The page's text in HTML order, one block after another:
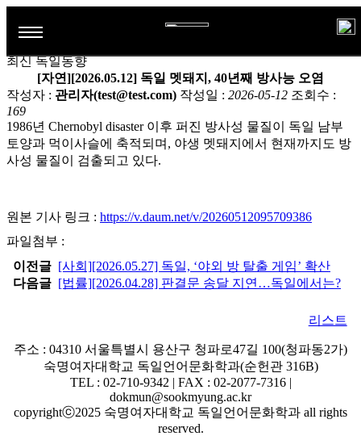
학과소개
연혁
학생활동
해오름회
게시판
취업정보
독일어학습자료
+ 게시판
최신 독일동향
[자연][2026.05.12] 독일 멧돼지, 40년째 방사능 오염
작성자 : 관리자(test@test.com) 작성일 : 2026-05-12 조회수 :
169
1986년 Chernobyl disaster이후 퍼진 방사성 물질이 독일 남부
토양과 먹이사슬에 축적되며, 야생 멧돼지에서 현재까지도 방
사성 물질이 검출되고 있다.
원본 기사 링크 : https://v.daum.net/v/20260512095709386
파일첨부 :
이전글 [사회][2026.05.27] 독일, ‘야외 방 탈출 게임’ 확산
다음글 [법률][2026.04.28] 판결문 송달 지연…독일에서는?
리스트
주소 : 04310 서울특별시 용산구 청파로47길 100(청파동2가)
숙명여자대학교 독일언어문화학과(순헌관 316B)
TEL : 02-710-9342 | FAX : 02-2077-7316 |
dokmun@sookmyung.ac.kr
copyrightⓒ2025 숙명여자대학교 독일언어문화학과 all rights
reserved.